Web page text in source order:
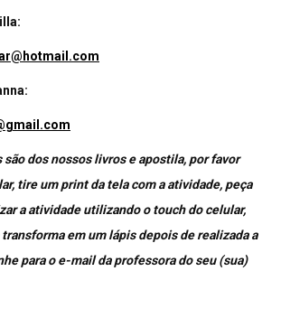
são dos nossos livros e apostila, por favor
tire um print da tela com a atividade, peça
a atividade utilizando o touch do celular,
em um lápis depois de realizada a
para o e-mail da professora do seu (sua)